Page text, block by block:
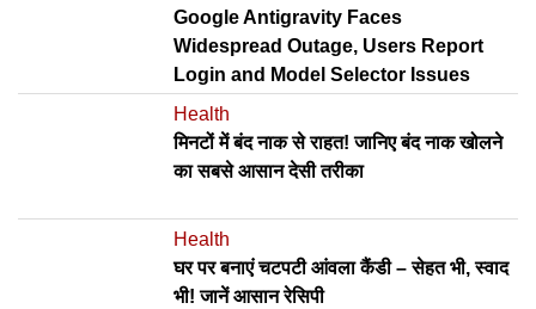
Google Antigravity Faces
Widespread Outage, Users Report
Login and Model Selector Issues
Health
मिनटों में बंद नाक से राहत! जानिए बंद नाक खोलने
का सबसे आसान देसी तरीका
Health
घर पर बनाएं चटपटी आंवला कैंडी – सेहत भी, स्वाद
भी! जानें आसान रेसिपी